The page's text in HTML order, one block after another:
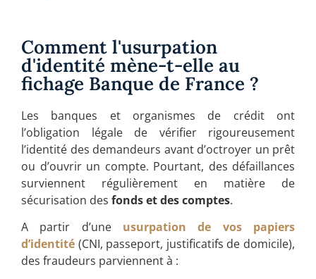
Comment l'usurpation
d'identité mène-t-elle au
fichage Banque de France ?
Les banques et organismes de crédit ont
l’obligation légale de vérifier rigoureusement
l’identité des demandeurs avant d’octroyer un prêt
ou d’ouvrir un compte. Pourtant, des défaillances
surviennent régulièrement en matière de
sécurisation des fonds et des comptes.
A partir d’une usurpation de vos papiers
d’identité (CNI, passeport, justificatifs de domicile),
des fraudeurs parviennent à :